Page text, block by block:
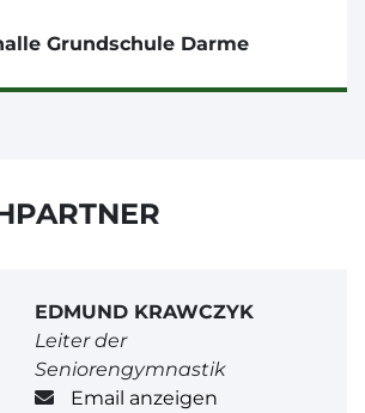
Grundschule Darme
EDMUND KRAWCZYK
Leiter der
Seniorengymnastik
Email anzeigen